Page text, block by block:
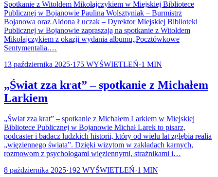
Spotkanie z Witoldem Mikołajczykiem w Miejskiej Bibliotece
Publicznej w Bojanowie Paulina Wolsztyniak – Burmistrz
Bojanowa oraz Aldona Łuczak – Dyrektor Miejskiej Biblioteki
Publicznej w Bojanowie zapraszają na spotkanie z Witoldem
Mikołajczykiem z okazji wydania albumu„Pocztówkowe
Sentymentalia.…
13 października 2025·175 WYŚWIETLEŃ·1 MIN
„Świat zza krat” – spotkanie z Michałem
Larkiem
„Świat zza krat” – spotkanie z Michałem Larkiem w Miejskiej
Bibliotece Publicznej w Bojanowie Michał Larek to pisarz,
podcaster i badacz ludzkich historii, który od wielu lat zgłębia realia
„więziennego świata”. Dzięki wizytom w zakładach karnych,
rozmowom z psychologami więziennymi, strażnikami i…
8 października 2025·192 WYŚWIETLEŃ·1 MIN